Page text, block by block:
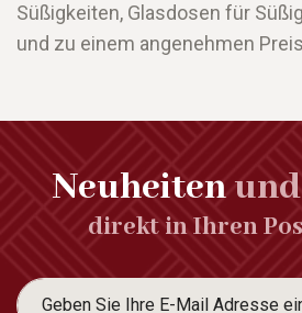
Süßigkeiten, Glasdosen für
und zu einem angenehmen
Neuheitenund
direkt in Ihren